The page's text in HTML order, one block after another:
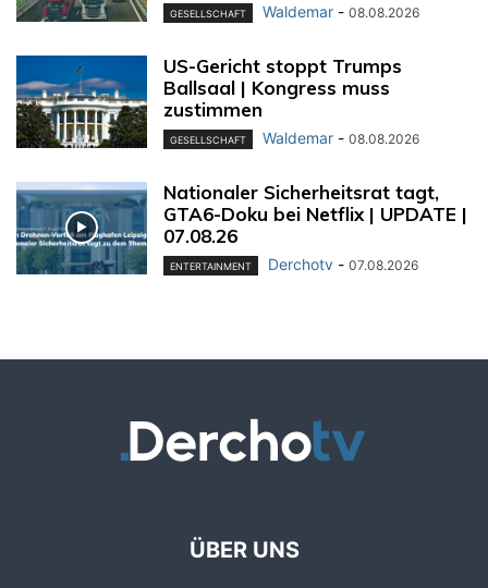
GESELLSCHAFT Waldemar - 08.08.2026
US-Gericht stoppt Trumps
Ballsaal | Kongress muss
zustimmen
GESELLSCHAFT Waldemar - 08.08.2026
Nationaler Sicherheitsrat tagt,
GTA6-Doku bei Netflix | UPDATE |
07.08.26
ENTERTAINMENT Derchotv - 07.08.2026
ÜBER UNS